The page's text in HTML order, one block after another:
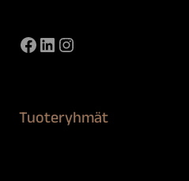
Facebook
LinkedIn
Instagram
Tuoteryhmät